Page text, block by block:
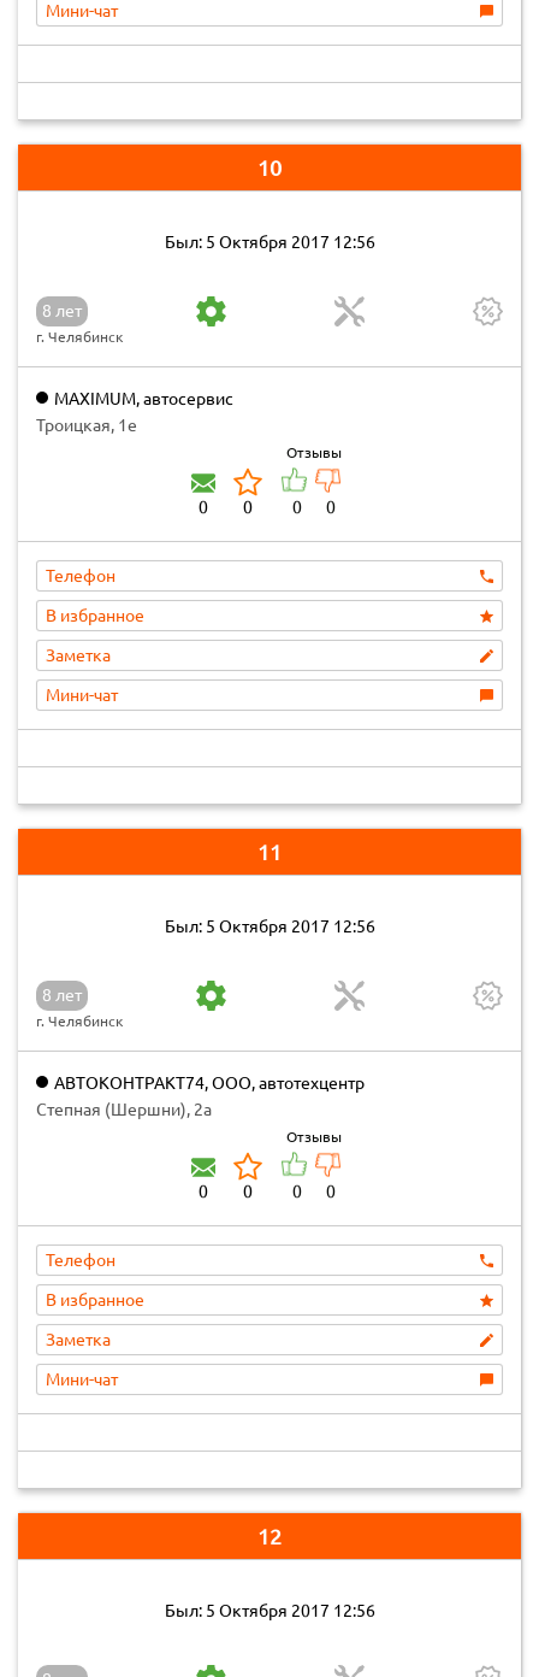
Мини-чат
10
Был: 5 Октября 2017 12:56
8 лет
г. Челябинск
MAXIMUM, автосервис
Троицкая, 1е
0 0
Отзывы
0 0
Телефон
В избранное
Заметка
Мини-чат
11
Был: 5 Октября 2017 12:56
8 лет
г. Челябинск
АВТОКОНТРАКТ74, ООО, автотехцентр
Степная (Шершни), 2а
0 0
Отзывы
0 0
Телефон
В избранное
Заметка
Мини-чат
12
Был: 5 Октября 2017 12:56